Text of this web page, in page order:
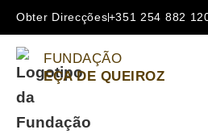
Obter Direcções+351 254 882
FUNDAÇÃO
EÇA DE QUEIROZ